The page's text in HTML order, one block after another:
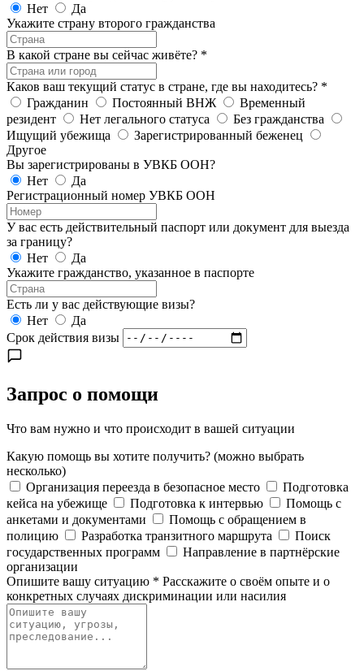
Нет
Да
Укажите страну второго гражданства
В какой стране вы сейчас живёте? *
Каков ваш текущий статус в стране, где вы находитесь? *
Гражданин
Постоянный ВНЖ
Временный
резидент
Нет легального статуса
Без гражданства
Ищущий убежища
Зарегистрированный беженец
Другое
Вы зарегистрированы в УВКБ ООН?
Нет
Да
Регистрационный номер УВКБ ООН
У вас есть действительный паспорт или документ для выезда
за границу?
Нет
Да
Укажите гражданство, указанное в паспорте
Есть ли у вас действующие визы?
Нет
Да
Срок действия визы
Запрос о помощи
Что вам нужно и что происходит в вашей ситуации
Какую помощь вы хотите получить? (можно выбрать
несколько)
Организация переезда в безопасное место
Подготовка
кейса на убежище
Подготовка к интервью
Помощь с
анкетами и документами
Помощь с обращением в
полицию
Разработка транзитного маршрута
Поиск
государственных программ
Направление в партнёрские
организации
Опишите вашу ситуацию * Расскажите о своём опыте и о
конкретных случаях дискриминации или насилия